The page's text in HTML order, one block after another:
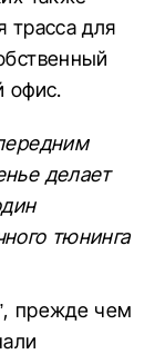
трасса для
офис.
делает
тюнинга
прежде чем